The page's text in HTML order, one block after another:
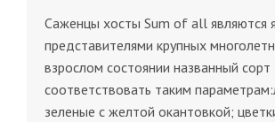
Саженцы хосты Sum оf аll являются
представителями крупных
взрослом состоянии названный
соответствовать таким
зеленые с желтой окантовкой;